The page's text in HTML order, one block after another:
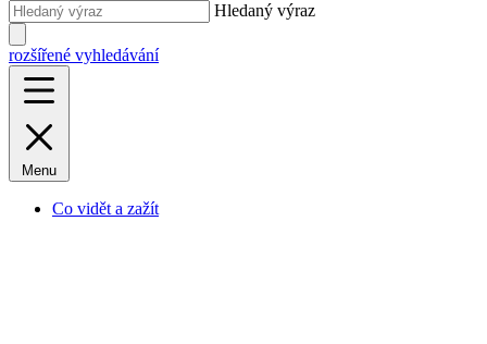
Hledaný výraz
rozšířené vyhledávání
Menu
Co vidět a zažít